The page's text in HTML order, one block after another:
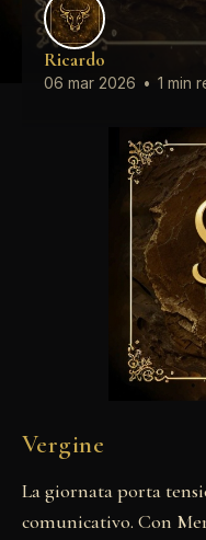
Ricardo
06 mar 2026 • 1 min
Vergine
La giornata porta
comunicativo. Con